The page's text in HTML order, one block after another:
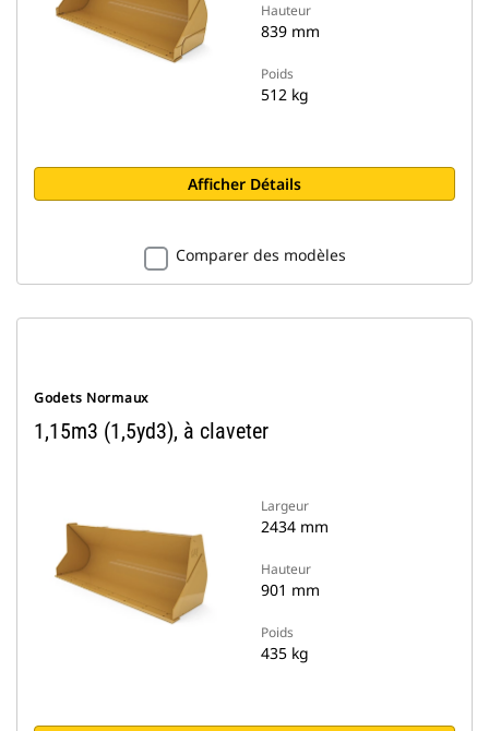
Hauteur
839 mm
Poids
512 kg
Afficher Détails
Comparer des modèles
Godets Normaux
1,15m3 (1,5yd3), à claveter
Largeur
2434 mm
Hauteur
901 mm
Poids
435 kg